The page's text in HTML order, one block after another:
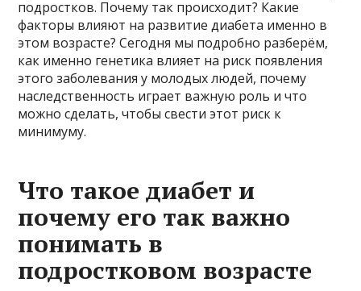
подростков. Почему так происходит? Какие
факторы влияют на развитие диабета именно в
этом возрасте? Сегодня мы подробно разберём,
как именно генетика влияет на риск появления
этого заболевания у молодых людей, почему
наследственность играет важную роль и что
можно сделать, чтобы свести этот риск к
минимуму.
Что такое диабет и
почему его так важно
понимать в
подростковом возрасте